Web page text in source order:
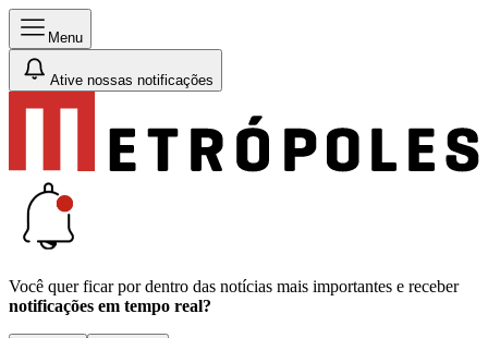
Menu
Ative nossas notificações
Você quer ficar por dentro das notícias mais importantes e receber
notificações em tempo real?